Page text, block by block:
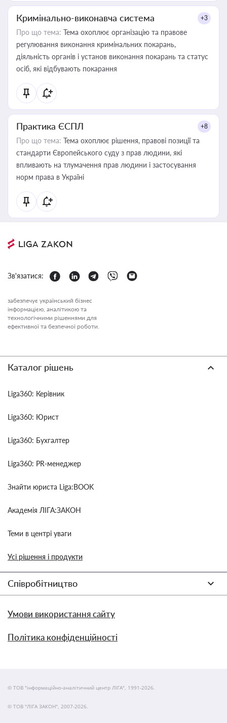
Кримінально-виконавча система +3
Про що тема: Тема охоплює організацію та правове
регулювання виконання кримінальних покарань,
діяльність органів і установ виконання покарань та статус
осіб, які відбувають покарання
Практика ЄСПЛ +8
Про що тема: Тема охоплює рішення, правові позиції та
стандарти Європейського суду з прав людини, які
впливають на тлумачення прав людини і застосування
норм права в Україні
Зв'язатися:
забезпечує український бізнес
інформацією, аналітикою та
технологічними рішеннями для
ефективної та безпечної роботи.
Каталог рішень
Liga360: Керівник
Liga360: Юрист
Liga360: Бухгалтер
Liga360: PR-менеджер
Знайти юриста Liga:BOOK
Академія ЛІГА:ЗАКОН
Теми в центрі уваги
Усі рішення і продукти
Співробітництво
Умови використання сайту
Політика конфіденційності
© ТОВ "інформаційно-аналітичний центр ЛІГА", 1991-2026.
© ТОВ "ЛІГА ЗАКОН", 2007-2026.